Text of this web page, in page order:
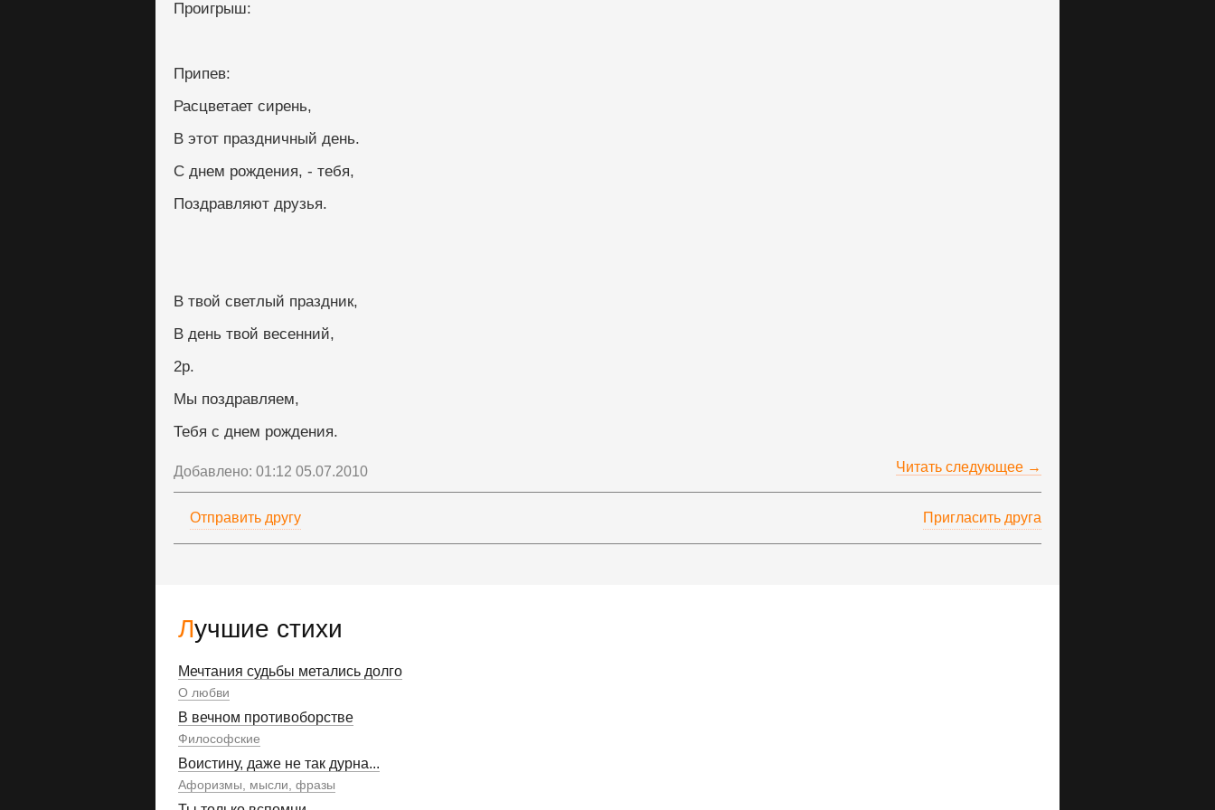
Лучшие стихи
Мечтания судьбы метались долго
О любви
В вечном противоборстве
Философские
Воистину, даже не так дурна...
Афоризмы, мысли, фразы
Проигрыш:
Припев:
Расцветает сирень,
В этот праздничный день.
С днем рождения, - тебя,
Поздравляют друзья.
В твой светлый праздник,
В день твой весенний,
2р.
Мы поздравляем,
Тебя с днем рождения.
Добавлено: 01:12 05.07.2010 Читать следующее →
Отправить другу Пригласить друга